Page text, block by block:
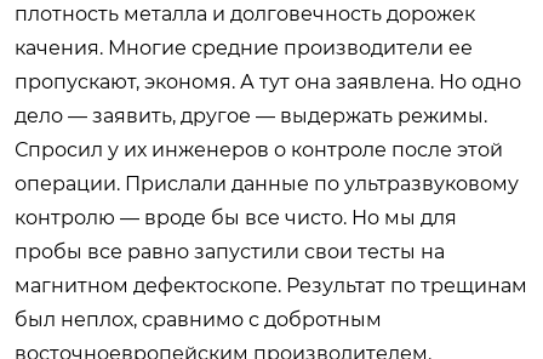
плотность металла и долговечность дорожек
качения. Многие средние производители ее
пропускают, экономя. А тут она заявлена. Но одно
дело — заявить, другое — выдержать режимы.
Спросил у их инженеров о контроле после этой
операции. Прислали данные по ультразвуковому
контролю — вроде бы все чисто. Но мы для
пробы все равно запустили свои тесты на
магнитном дефектоскопе. Результат по трещинам
был неплох, сравнимо с добротным
восточноевропейским производителем.